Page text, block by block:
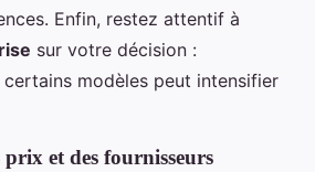
Enfin, restez attentif à
sur votre décision :
modèles peut intensifier
et des fournisseurs